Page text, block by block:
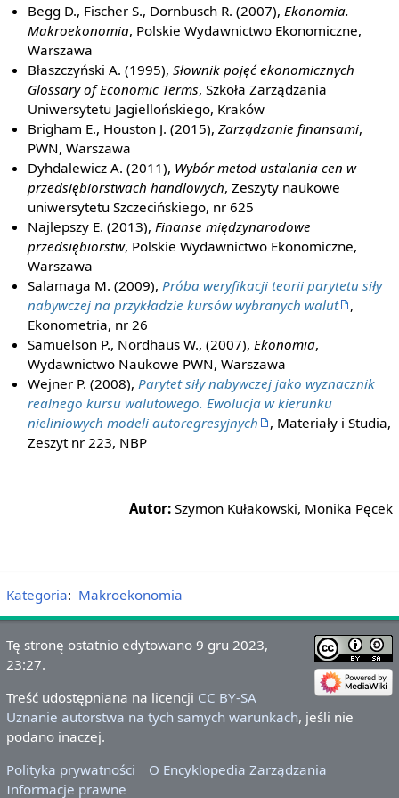
Begg D., Fischer S., Dornbusch R. (2007), Ekonomia.
Makroekonomia, Polskie Wydawnictwo Ekonomiczne,
Warszawa
Błaszczyński A. (1995),Słownik pojęć ekonomicznych
Glossary of Economic Terms, Szkoła Zarządzania
Uniwersytetu Jagiellońskiego, Kraków
Brigham E., Houston J. (2015),Zarządzanie finansami,
PWN, Warszawa
Dyhdalewicz A. (2011), Wybór metod ustalania cen w
przedsiębiorstwach handlowych, Zeszyty naukowe
uniwersytetu Szczecińskiego, nr 625
Najlepszy E. (2013), Finanse międzynarodowe
przedsiębiorstw, Polskie Wydawnictwo Ekonomiczne,
Warszawa
Salamaga M. (2009), Próba weryfikacji teorii parytetu siły
nabywczej na przykładzie kursów wybranych walut
,
Ekonometria, nr 26
Samuelson P., Nordhaus W., (2007), Ekonomia,
Wydawnictwo Naukowe PWN, Warszawa
Wejner P. (2008), Parytet siły nabywczej jako wyznacznik
realnego kursu walutowego. Ewolucja w kierunku
nieliniowych modeli autoregresyjnych
, Materiały i Studia,
Zeszyt nr 223, NBP
Autor: Szymon Kułakowski, Monika Pęcek
Kategoria: Makroekonomia
Tę stronę ostatnio edytowano 9 gru 2023,
23:27.
Treść udostępniana na licencji CC BY-SA
Uznanie autorstwa na tych samych warunkach, jeśli nie
podano inaczej.
Polityka prywatności
O Encyklopedia Zarządzania
Informacje prawne